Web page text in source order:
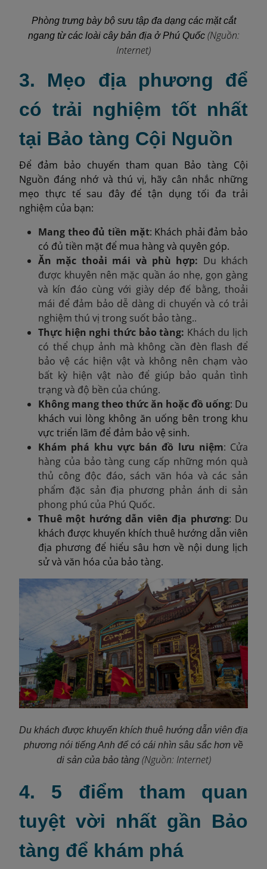
Phòng trưng bày bộ sưu tập đa dạng các mặt cắt
ngang từ các loài cây bản địa ở Phú Quốc (Nguồn:
Internet)
3. Mẹo địa phương để
có trải nghiệm tốt nhất
tại Bảo tàng Cội Nguồn
Để đảm bảo chuyến tham quan Bảo tàng Cội
Nguồn đáng nhớ và thú vị, hãy cân nhắc những
mẹo thực tế sau đây để tận dụng tối đa trải
nghiệm của bạn:
Mang theo đủ tiền mặt: Khách phải đảm bảo
có đủ tiền mặt để mua hàng và quyên góp.
Ăn mặc thoải mái và phù hợp: Du khách
được khuyên nên mặc quần áo nhẹ, gọn gàng
và kín đáo cùng với giày dép đế bằng, thoải
mái để đảm bảo dễ dàng di chuyển và có trải
nghiệm thú vị trong suốt bảo tàng..
Thực hiện nghi thức bảo tàng: Khách du lịch
có thể chụp ảnh mà không cần đèn flash để
bảo vệ các hiện vật và không nên chạm vào
bất kỳ hiện vật nào để giúp bảo quản tình
trạng và độ bền của chúng.
Không mang theo thức ăn hoặc đồ uống: Du
khách vui lòng không ăn uống bên trong khu
vực triển lãm để đảm bảo vệ sinh.
Khám phá khu vực bán đồ lưu niệm: Cửa
hàng của bảo tàng cung cấp những món quà
thủ công độc đáo, sách văn hóa và các sản
phẩm đặc sản địa phương phản ánh di sản
phong phú của Phú Quốc.
Thuê một hướng dẫn viên địa phương: Du
khách được khuyến khích thuê hướng dẫn viên
địa phương để hiểu sâu hơn về nội dung lịch
sử và văn hóa của bảo tàng.
Du khách được khuyến khích thuê hướng dẫn viên địa
phương nói tiếng Anh để có cái nhìn sâu sắc hơn về
di sản của bảo tàng (Nguồn: Internet)
4. 5 điểm tham quan
tuyệt vời nhất gần Bảo
tàng để khám phá